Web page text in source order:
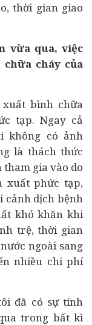
thời gian giao
vừa qua, việc
cháy của
bình chữa
tạp. Ngay cả
không có ảnh
là thách thức
tham gia vào do
xuất phức tạp,
cảnh dịch bệnh
khó khăn khi
trệ, thời gian
ngoài sang
nhiều chi phí
đã có sự tính
trong bất kì